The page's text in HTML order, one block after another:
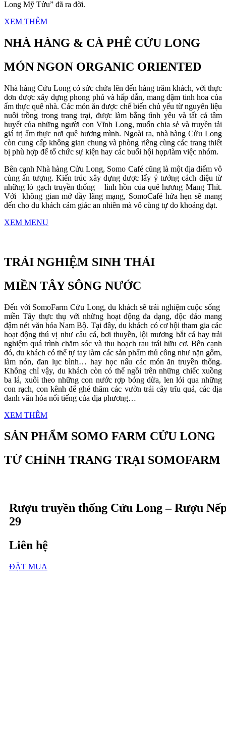
Long Mỹ Tửu” đã ra đời.
XEM THÊM
NHÀ HÀNG & CÀ PHÊ CỬU LONG
MÓN NGON ORGANIC ORIENTED
Nhà hàng Cửu Long có sức chứa lên đến hàng trăm khách, với thực
đơn được xây dựng phong phú và hấp dẫn, mang đậm tinh hoa của
ẩm thực quê nhà. Các món ăn được chế biến chủ yếu từ nguyên liệu
nuôi trồng trong trang trại, được làm bằng tình yêu và tất cả tâm
huyết của những người con Vĩnh Long, muốn chia sẻ và truyền tải
giá trị ẩm thực nơi quê hương mình. Ngoài ra, nhà hàng Cửu Long
còn cung cấp không gian chung và phòng riêng cùng các trang thiết
bị phù hợp để tổ chức sự kiện hay các buổi hội họp/làm việc nhóm.
Bên cạnh Nhà hàng Cửu Long, Somo Café cũng là một địa điểm vô
cùng ấn tượng. Kiến trúc xây dựng được lấy ý tưởng cách điệu từ
những lò gạch truyền thống – linh hồn của quê hương Mang Thít.
Với không gian mở đầy lãng mạng, SomoCafé hứa hẹn sẽ mang
đến cho du khách cảm giác an nhiên mà vô cùng tự do khoáng đạt.
XEM MENU
TRẢI NGHIỆM SINH THÁI
MIỀN TÂY SÔNG NƯỚC
Đến với SomoFarm Cửu Long, du khách sẽ trải nghiệm cuộc sống
miền Tây thực thụ với những hoạt động đa dạng, độc đáo mang
đậm nét văn hóa Nam Bộ. Tại đây, du khách có cơ hội tham gia các
hoạt động thú vị như câu cá, bơi thuyền, lội mương bắt cá hay trải
nghiệm quá trình chăm sóc và thu hoạch rau trái hữu cơ. Bên cạnh
đó, du khách có thể tự tay làm các sản phẩm thủ công như nặn gốm,
làm nón, đan lục bình… hay học nấu các món ăn truyền thống.
Không chỉ vậy, du khách còn có thể ngồi trên những chiếc xuồng
ba lá, xuôi theo những con nước rợp bóng dừa, len lỏi qua những
con rạch, con kênh để ghé thăm các vườn trái cây trĩu quả, các địa
danh văn hóa nổi tiếng của địa phương…
XEM THÊM
SẢN PHẨM SOMO FARM CỬU LONG
TỪ CHÍNH TRANG TRẠI SOMOFARM
Rượu truyền thống Cửu Long – Rượu
29
Liên hệ
ĐẶT MUA